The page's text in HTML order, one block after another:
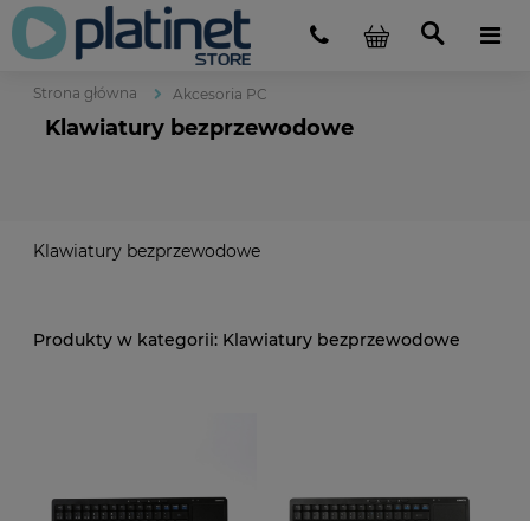
Strona główna Akcesoria PC
Klawiatury bezprzewodowe
Klawiatury bezprzewodowe
Klawiatury bezprzewodowe